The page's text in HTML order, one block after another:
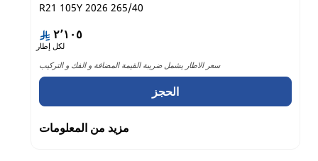
265/40 R21 105Y 2026
٢٬١٠٥
لكل إطار
سعر الاطار يشمل ضريبة القيمة المضافة و الفك و التركيب
الحجز
مزيد من المعلومات